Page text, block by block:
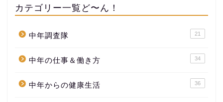
カテゴリー一覧ど〜ん！
中年調査隊 21
中年の仕事＆働き方 34
中年からの健康生活 36